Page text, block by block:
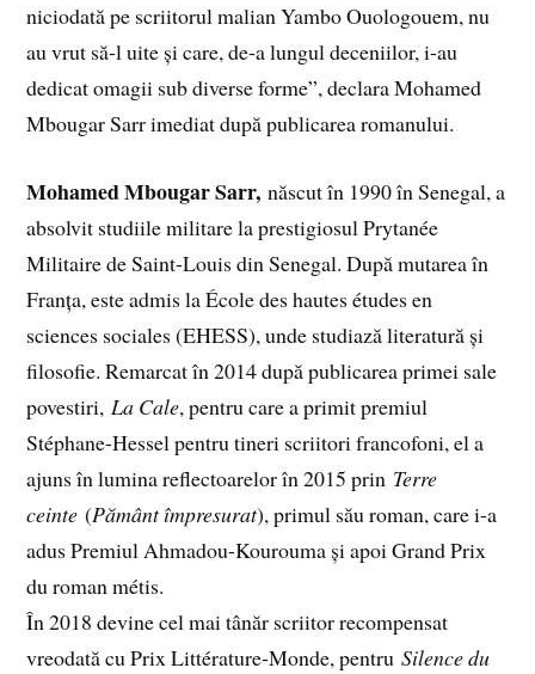
niciodată pe scriitorul malian Yambo Ouologouem, nu
au vrut să-l uite și care, de-a lungul deceniilor, i-au
dedicat omagii sub diverse forme”, declara Mohamed
Mbougar Sarr imediat după publicarea romanului.
Mohamed Mbougar Sarr, născut în 1990 în Senegal, a
absolvit studiile militare la prestigiosul Prytanée
Militaire de Saint-Louis din Senegal. După mutarea în
Franța, este admis la École des hautes études en
sciences sociales (EHESS), unde studiază literatură și
filosofie. Remarcat în 2014 după publicarea primei sale
povestiri,La Cale, pentru care a primit premiul
Stéphane-Hessel pentru tineri scriitori francofoni, el a
ajuns în lumina reflectoarelor în 2015 prin Terre
ceinte (Pământ împresurat), primul său roman, care i-a
adus Premiul Ahmadou-Kourouma și apoi Grand Prix
du roman métis.
În 2018 devine cel mai tânăr scriitor recompensat
vreodată cu Prix Littérature-Monde, pentruSilence du